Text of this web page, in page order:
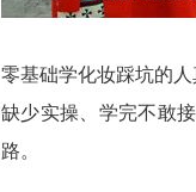
零基础学化妆踩坑的
缺少实操、学完不敢
路。